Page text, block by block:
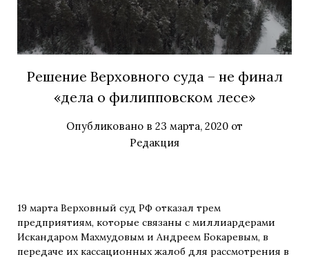
Решение Верховного суда – не финал
«дела о филипповском лесе»
Опубликовано в 23 марта, 2020 от
Редакция
19 марта Верховный суд РФ отказал трем
предприятиям, которые связаны с миллиардерами
Искандаром Махмудовым и Андреем Бокаревым, в
передаче их кассационных жалоб для рассмотрения в